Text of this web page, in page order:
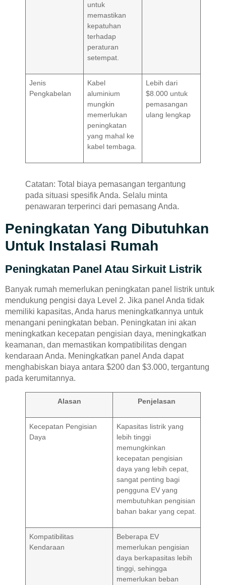
untuk
memastikan
kepatuhan
terhadap
peraturan
setempat.
Jenis
Pengkabelan
Kabel
aluminium
mungkin
memerlukan
peningkatan
yang mahal ke
kabel tembaga.
Lebih dari
$8.000 untuk
pemasangan
ulang lengkap
Catatan: Total biaya pemasangan tergantung
pada situasi spesifik Anda. Selalu minta
penawaran terperinci dari pemasang Anda.
Peningkatan Yang Dibutuhkan
Untuk Instalasi Rumah
Peningkatan Panel Atau Sirkuit Listrik
Banyak rumah memerlukan peningkatan panel listrik untuk
mendukung pengisi daya Level 2. Jika panel Anda tidak
memiliki kapasitas, Anda harus meningkatkannya untuk
menangani peningkatan beban. Peningkatan ini akan
meningkatkan kecepatan pengisian daya, meningkatkan
keamanan, dan memastikan kompatibilitas dengan
kendaraan Anda. Meningkatkan panel Anda dapat
menghabiskan biaya antara $200 dan $3.000, tergantung
pada kerumitannya.
Alasan Penjelasan
Kecepatan Pengisian
Daya
Kapasitas listrik yang
lebih tinggi
memungkinkan
kecepatan pengisian
daya yang lebih cepat,
sangat penting bagi
pengguna EV yang
membutuhkan pengisian
bahan bakar yang cepat.
Kompatibilitas
Kendaraan
Beberapa EV
memerlukan pengisian
daya berkapasitas lebih
tinggi, sehingga
memerlukan beban